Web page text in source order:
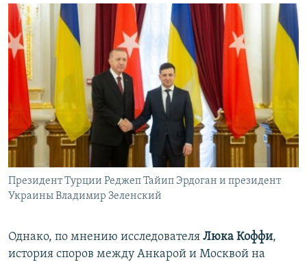
Президент Турции Реджеп Тайип Эрдоган и президент
Украины Владимир Зеленский
Однако, по мнению исследователя Люка Коффи,
история споров между Анкарой и Москвой на